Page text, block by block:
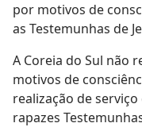
por motivos de
as Testemunhas de
A Coreia do Sul não
motivos de
realização de
rapazes